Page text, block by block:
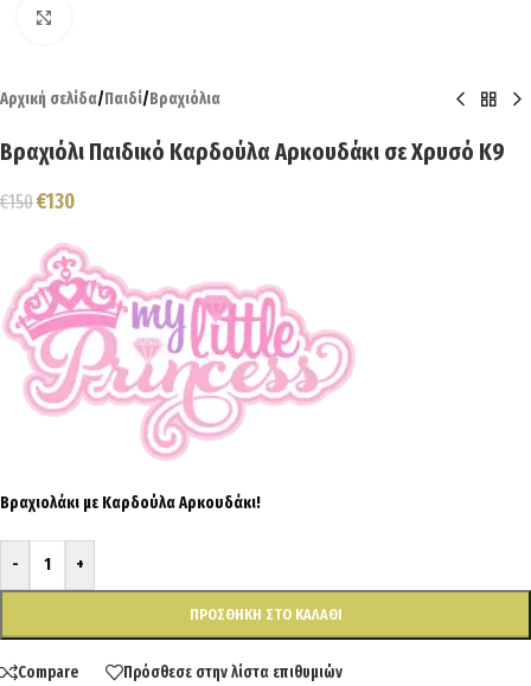
Αρχική σελίδα/Παιδί/Βραχιόλια
Βραχιόλι Παιδικό Καρδούλα Αρκουδάκι σε Χρυσό Κ9
€150€130
Βραχιολάκι με Καρδούλα Αρκουδάκι!
- +
ΠΡΟΣΘΉΚΗ ΣΤΟ ΚΑΛΆΘΙ
Compare Πρόσθεσε στην λίστα επιθυμιών